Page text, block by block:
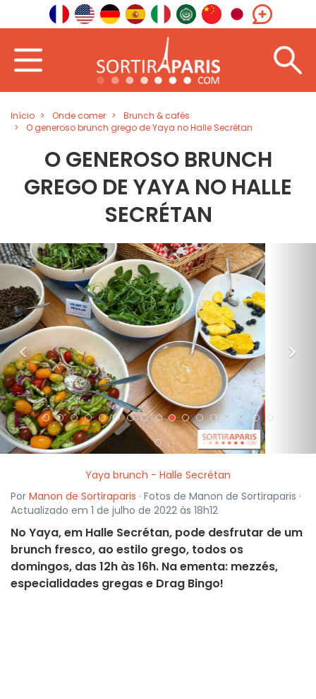
Início Onde comer
Brunch & cafés
O generoso brunch grego de Yaya no Halle Secrétan
O GENEROSO BRUNCH
GREGO DE YAYA NO HALLE
SECRÉTAN
< >
Yaya brunch - Halle Secrétan
Por Manon de Sortiraparis · Fotos de Manon de Sortiraparis ·
Actualizado em 1 de julho de 2022 às 18h12
No Yaya, em Halle Secrétan, pode desfrutar de um
brunch fresco, ao estilo grego, todos os
domingos, das 12h às 16h. Na ementa: mezzés,
especialidades gregas e Drag Bingo!